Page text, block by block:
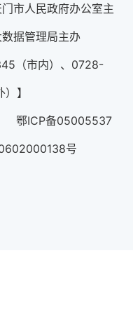
市人民政府办公室主
据管理局主办
（市内）、0728-
】
鄂ICP备05005537
号